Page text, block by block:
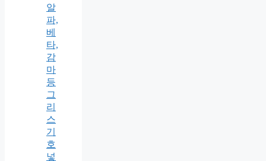
알
파,
베
타,
감
마
등
그
리
스
기
호
넣